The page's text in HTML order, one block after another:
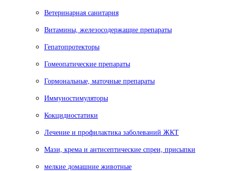
Ветеринарная санитария
Витамины, железосодержащие препараты
Гепатопротекторы
Гомеопатические препараты
Гормональные, маточные препараты
Иммуностимуляторы
Кокцидиостатики
Лечение и профилактика заболеваний ЖКТ
Мази, крема и антисептические спреи, присыпки
мелкие домашние животные